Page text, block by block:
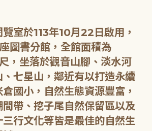
室於113年10月22日啟用，
圖書分館，全館面積為
，坐落於觀音山腳、淡水河
七星山，鄰近有以打造永續
國小，自然生態資源豐富，
間帶、挖子尾自然保留區以及
行文化等皆是最佳的自然生